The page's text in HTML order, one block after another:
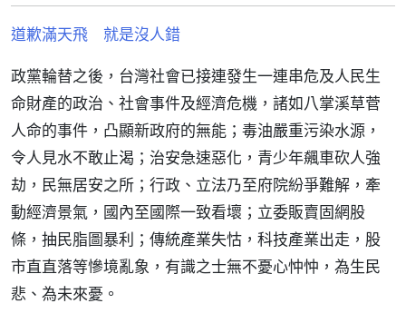
道歉滿天飛 就是沒人錯
政黨輪替之後，台灣社會已接連發生一連串危及人民生
命財產的政治、社會事件及經濟危機，諸如八掌溪草菅
人命的事件，凸顯新政府的無能；毒油嚴重污染水源，
令人見水不敢止渴；治安急速惡化，青少年飆車砍人強
劫，民無居安之所；行政、立法乃至府院紛爭難解，牽
動經濟景氣，國內至國際一致看壞；立委販賣固網股
條，抽民脂圖暴利；傳統產業失怙，科技產業出走，股
市直直落等慘境亂象，有識之士無不憂心忡忡，為生民
悲、為未來憂。